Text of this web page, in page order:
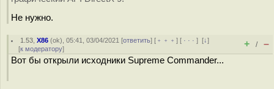
Не нужно.
1.53 ,X86 (ok), 05:41, 03/04/2021 [ответить] [ ﹢﹢﹢] [ · · ·][↓]
[к модератору] + / –
Вот бы открыли исходники Supreme Commander...